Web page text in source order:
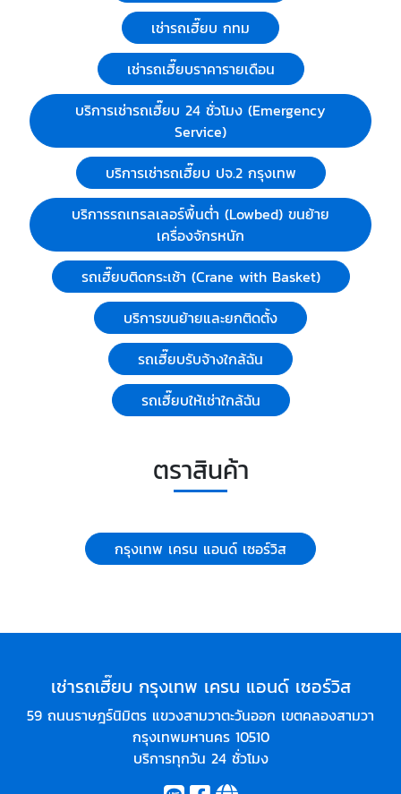
เช่ารถเฮี๊ยบ กทม
เช่ารถเฮี๊ยบราคารายเดือน
บริการเช่ารถเฮี๊ยบ 24 ชั่วโมง (Emergency
Service)
บริการเช่ารถเฮี๊ยบ ปจ.2 กรุงเทพ
บริการรถเทรลเลอร์พื้นต่ำ (Lowbed) ขนย้าย
เครื่องจักรหนัก
รถเฮี๊ยบติดกระเช้า (Crane with Basket)
บริการขนย้ายและยกติดตั้ง
รถเฮี๊ยบรับจ้างใกล้ฉัน
รถเฮี๊ยบให้เช่าใกล้ฉัน
ตราสินค้า
กรุงเทพ เครน แอนด์ เซอร์วิส
เช่ารถเฮี๊ยบ กรุงเทพ เครน แอนด์ เซอร์วิส
59 ถนนราษฎร์นิมิตร แขวงสามวาตะวันออก เขตคลองสามวา
กรุงเทพมหานคร 10510
บริการทุกวัน 24 ชั่วโมง